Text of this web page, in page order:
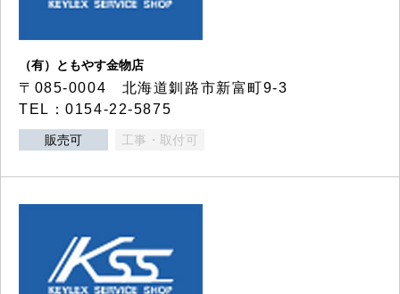
（有）ともやす金物店
〒085-0004 北海道釧路市新富町9-3
TEL：0154-22-5875
販売可 工事・取付可